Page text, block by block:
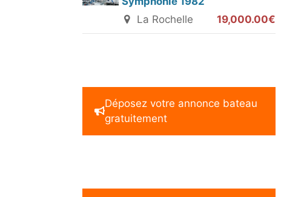
La Rochelle
19,000.00€
Déposez votre annonce bateau
gratuitement